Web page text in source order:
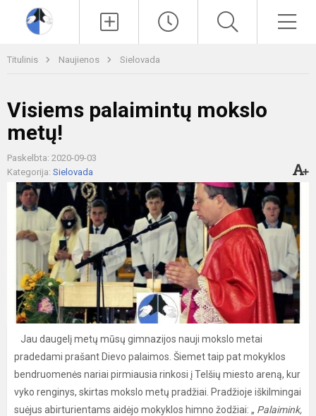
Titulinis Naujienos Sielovada
Visiems palaimintų mokslo
metų!
Paskelbta: 2020-09-03
Kategorija: Sielovada
Jau daugelį metų mūsų gimnazijos nauji mokslo metai
pradedami prašant Dievo palaimos. Šiemet taip pat mokyklos
bendruomenės nariai pirmiausia rinkosi į Telšių miesto areną, kur
vyko renginys, skirtas mokslo metų pradžiai. Pradžioje iškilmingai
suėjus abirturientams aidėjo mokyklos himno žodžiai: „ Palaimink,